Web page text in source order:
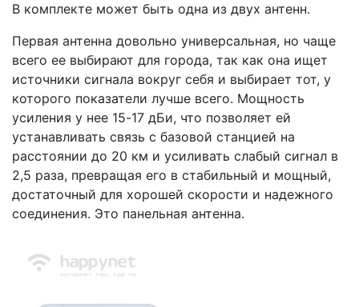
В комплекте может быть одна из двух антенн.
Первая антенна довольно универсальная, но чаще
всего ее выбирают для города, так как она ищет
источники сигнала вокруг себя и выбирает тот, у
которого показатели лучше всего. Мощность
усиления у нее 15-17 дБи, что позволяет ей
устанавливать связь с базовой станцией на
расстоянии до 20 км и усиливать слабый сигнал в
2,5 раза, превращая его в стабильный и мощный,
достаточный для хорошей скорости и надежного
соединения. Это панельная антенна.